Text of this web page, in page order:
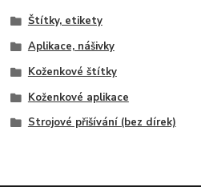
Štítky, etikety
Aplikace, nášivky
Koženkové štítky
Koženkové aplikace
Strojové přišívání (bez dírek)